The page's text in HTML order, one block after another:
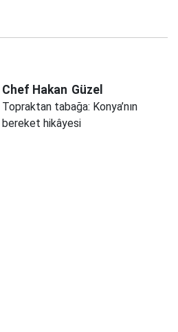
Chef Hakan Güzel
Topraktan tabağa: Konya’nın
bereket hikâyesi